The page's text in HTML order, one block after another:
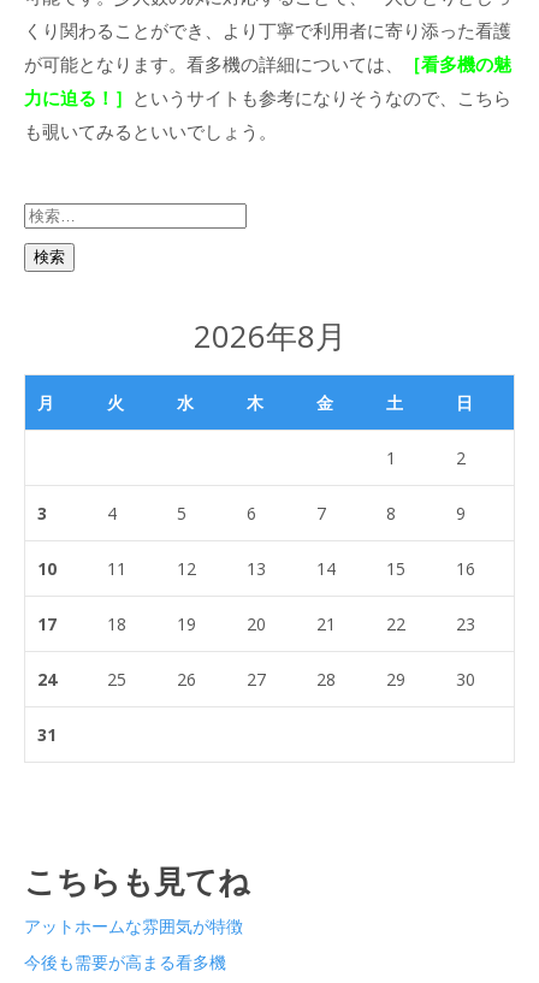
くり関わることができ、より丁寧で利用者に寄り添った看護
が可能となります。看多機の詳細については、
［看多機の魅
力に迫る！ ］ というサイトも参考になりそうなので、こちら
も覗いてみるといいでしょう。
検
索:
2026年8月
月 火 水 木 金 土 日
1 2
3 4 5 6 7 8 9
10 11 12 13 14 15 16
17 18 19 20 21 22 23
24 25 26 27 28 29 30
31
こちらも見てね
アットホームな雰囲気が特徴
今後も需要が高まる看多機